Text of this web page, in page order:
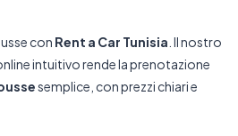
con Rent a Car Tunisia . Il nostro
intuitivo rende la prenotazione
semplice, con prezzi chiari e